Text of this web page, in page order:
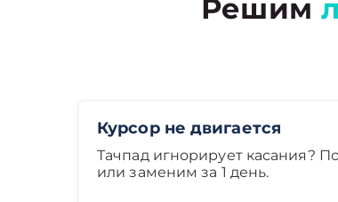
Решим
Курсор не двигается
Тачпад игнорирует касания?
или заменим за 1 день.